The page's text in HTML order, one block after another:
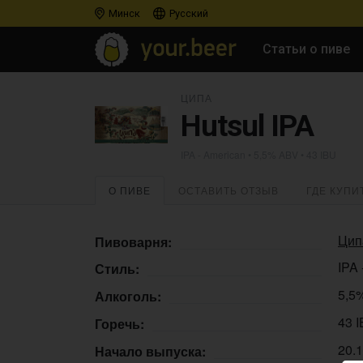
Минск Русский
Статьи о пиве
Hutsul IPA
О ПИВЕ
Пивоварня:
Стиль:
IPA
Алкоголь:
Горечь:
43
Начало выпуска: